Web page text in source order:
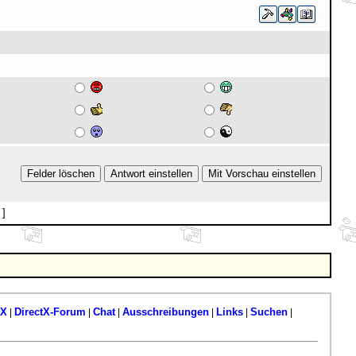
| DirectX-Forum Chat| Ausschreibungen| Links| Suchen|